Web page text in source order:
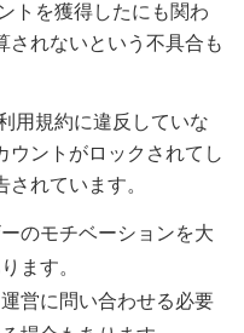
トを獲得したにも関わ
されないという不具合も
用規約に違反していな
ウントがロックされてし
されています。
のモチベーションを大
ます。
営に問い合わせる必要